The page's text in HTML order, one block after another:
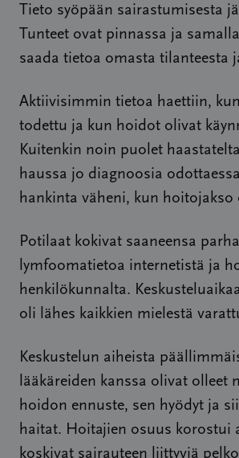
Tieto syöpään sairastumisesta
Tunteet ovat pinnassa ja
saada tietoa omasta tilanteesta
Aktiivisimmin tietoa haettiin,
todettu ja kun hoidot olivat
Kuitenkin noin puolet
haussa jo diagnoosia
hankinta väheni, kun hoitojakso
Potilaat kokivat saaneensa
lymfoomatietoa internetistä ja
henkilökunnalta.
oli lähes kaikkien mielestä
Keskustelun aiheista
lääkäreiden kanssa olivat olleet
hoidon ennuste, sen hyödyt ja
haitat. Hoitajien osuus korostui
koskivat sairauteen liittyviä